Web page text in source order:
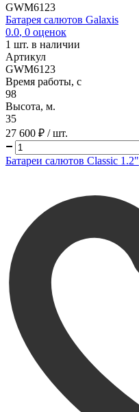
GWM6123
Батарея салютов Galaxis
0.0, 0 оценок
1 шт. в наличии
Артикул
GWM6123
Время работы, с
98
Высота, м.
35
27 600 ₽ / шт.
Батареи салютов Classic 1.2"